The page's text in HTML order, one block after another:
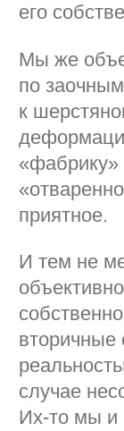
его
Мы же
по
к
«фабрику»
приятное.
И тем не
вторичные
случае
Их-то мы и